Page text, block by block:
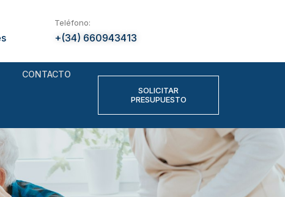
Teléfono:
+(34) 660943413
CONTACTO
SOLICITAR
PRESUPUESTO